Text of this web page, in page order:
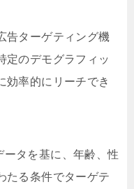
告ターゲティング機
定のデモグラフィッ
効率的にリーチでき
タを基に、年齢、性
たる条件でターゲテ